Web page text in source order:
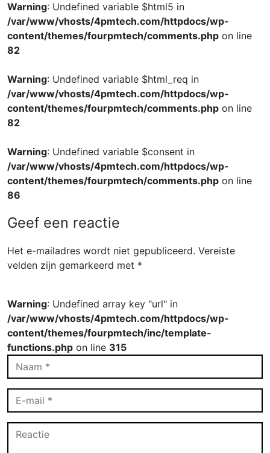
Warning: Undefined variable $html5 in
/var/www/vhosts/4pmtech.com/httpdocs/wp-
content/themes/fourpmtech/comments.php on line
82
Warning: Undefined variable $html_req in
/var/www/vhosts/4pmtech.com/httpdocs/wp-
content/themes/fourpmtech/comments.php on line
82
Warning: Undefined variable $consent in
/var/www/vhosts/4pmtech.com/httpdocs/wp-
content/themes/fourpmtech/comments.php on line
86
Geef een reactie
Het e-mailadres wordt niet gepubliceerd. Vereiste
velden zijn gemarkeerd met *
Warning: Undefined array key "url" in
/var/www/vhosts/4pmtech.com/httpdocs/wp-
content/themes/fourpmtech/inc/template-
functions.php on line 315